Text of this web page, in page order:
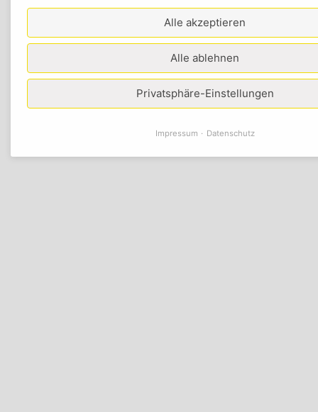
Alle akzeptieren
Alle ablehnen
Privatsphäre-Einstellungen
Impressum Datenschutz